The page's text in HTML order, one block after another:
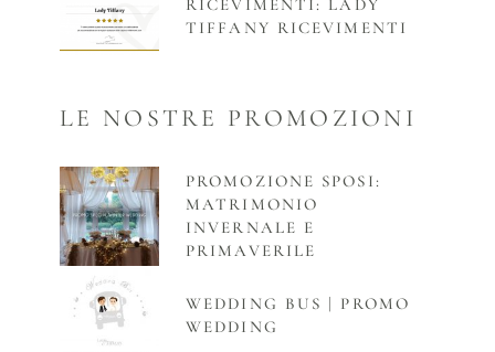
RICEVIMENTI: LADY
TIFFANY RICEVIMENTI
LE NOSTRE PROMOZIONI
PROMOZIONE SPOSI:
MATRIMONIO
INVERNALE E
PRIMAVERILE
WEDDING BUS | PROMO
WEDDING